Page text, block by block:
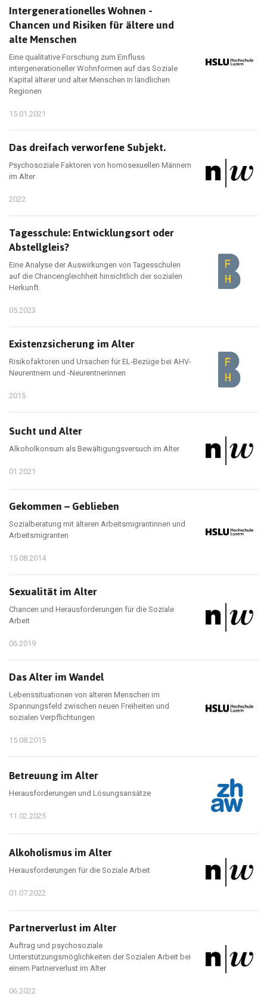
Intergenerationelles Wohnen -
Chancen und Risiken für ältere und
alte Menschen
Eine qualitative Forschung zum Einfluss
intergenerationeller Wohnformen auf das Soziale
Kapital älterer und alter Menschen in ländlichen
Regionen
15.01.2021
Das dreifach verworfene Subjekt.
Psychosoziale Faktoren von homosexuellen Männern
im Alter
2022
Tagesschule: Entwicklungsort oder
Abstellgleis?
Eine Analyse der Auswirkungen von Tagesschulen
auf die Chancengleichheit hinsichtlich der sozialen
Herkunft.
05.2023
Existenzsicherung im Alter
Risikofaktoren und Ursachen für EL-Bezüge bei AHV-
Neurentnern und -Neurentnerinnen
2015
Sucht und Alter
Alkoholkonsum als Bewältigungsversuch im Alter
01.2021
Gekommen – Geblieben
Sozialberatung mit älteren Arbeitsmigrantinnen und
Arbeitsmigranten
15.08.2014
Sexualität im Alter
Chancen und Herausforderungen für die Soziale
Arbeit
06.2019
Das Alter im Wandel
Lebenssituationen von älteren Menschen im
Spannungsfeld zwischen neuen Freiheiten und
sozialen Verpflichtungen
15.08.2015
Betreuung im Alter
Herausforderungen und Lösungsansätze
11.02.2025
Alkoholismus im Alter
Herausforderungen für die Soziale Arbeit
01.07.2022
Partnerverlust im Alter
Auftrag und psychosoziale
Unterstützungsmöglichkeiten der Sozialen Arbeit bei
einem Partnerverlust im Alter
06.2022